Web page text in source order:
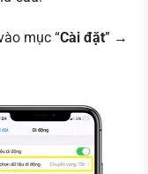
mục “Cài đặt” →